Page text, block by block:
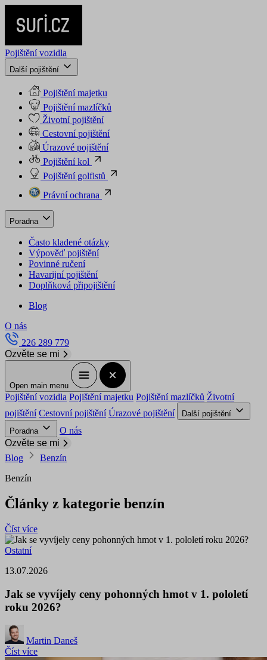
Pojištění vozidla
Další pojištění
Pojištění majetku
Pojištění mazlíčků
Životní pojištění
Cestovní pojištění
Úrazové pojištění
Pojištění kol
Pojištění golfistů
Právní ochrana
Poradna
Často kladené otázky
Výpověď pojištění
Povinné ručení
Havarijní pojištění
Doplňková připojištění
Blog
O nás
226 289 779
Ozvěte se mi
Open main menu
Pojištění vozidla Pojištění majetku Pojištění mazlíčků Životní
pojištění Cestovní pojištění Úrazové pojištění
Další pojištění
Poradna
O nás
Ozvěte se mi
Blog
Benzín
Benzín
Články z kategorie benzín
Číst více
Ostatní
13.07.2026
Jak se vyvíjely ceny pohonných hmot v 1. pololetí
roku 2026?
Martin Daneš
Číst více